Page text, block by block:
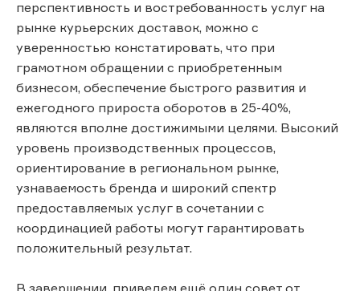
перспективность и востребованность услуг на
рынке курьерских доставок, можно с
уверенностью констатировать, что при
грамотном обращении с приобретенным
бизнесом, обеспечение быстрого развития и
ежегодного прироста оборотов в 25-40%,
являются вполне достижимыми целями. Высокий
уровень производственных процессов,
ориентирование в региональном рынке,
узнаваемость бренда и широкий спектр
предоставляемых услуг в сочетании с
координацией работы могут гарантировать
положительный результат.
В завершении, приведем ещё один совет от